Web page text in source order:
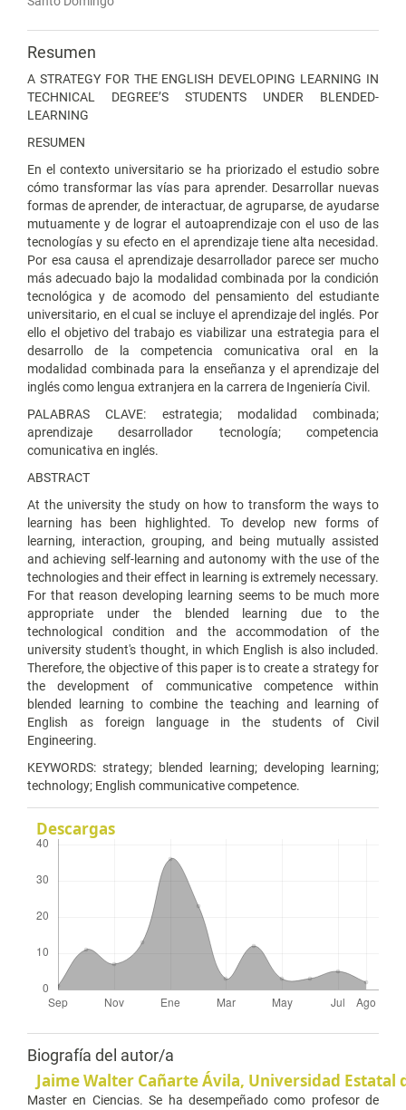
Resumen
A STRATEGY FOR THE ENGLISH DEVELOPING LEARNING IN
TECHNICAL DEGREE’S STUDENTS UNDER BLENDED-
LEARNING
RESUMEN
En el contexto universitario se ha priorizado el estudio sobre
cómo transformar las vías para aprender. Desarrollar nuevas
formas de aprender, de interactuar, de agruparse, de ayudarse
mutuamente y de lograr el autoaprendizaje con el uso de las
tecnologías y su efecto en el aprendizaje tiene alta necesidad.
Por esa causa el aprendizaje desarrollador parece ser mucho
más adecuado bajo la modalidad combinada por la condición
tecnológica y de acomodo del pensamiento del estudiante
universitario, en el cual se incluye el aprendizaje del inglés. Por
ello el objetivo del trabajo es viabilizar una estrategia para el
desarrollo de la competencia comunicativa oral en la
modalidad combinada para la enseñanza y el aprendizaje del
inglés como lengua extranjera en la carrera de Ingeniería Civil.
PALABRAS CLAVE: estrategia; modalidad combinada;
aprendizaje desarrollador tecnología; competencia
comunicativa en inglés.
ABSTRACT
At the university the study on how to transform the ways to
learning has been highlighted. To develop new forms of
learning, interaction, grouping, and being mutually assisted
and achieving self-learning and autonomy with the use of the
technologies and their effect in learning is extremely necessary.
For that reason developing learning seems to be much more
appropriate under the blended learning due to the
technological condition and the accommodation of the
university student's thought, in which English is also included.
Therefore, the objective of this paper is to create a strategy for
the development of communicative competence within
blended learning to combine the teaching and learning of
English as foreign language in the students of Civil
Engineering.
KEYWORDS: strategy; blended learning; developing learning;
technology; English communicative competence.
Descargas
Biografía del autor/a
Jaime Walter Cañarte Ávila, Universidad Estatal
Master en Ciencias. Se ha desempeñado como profesor de